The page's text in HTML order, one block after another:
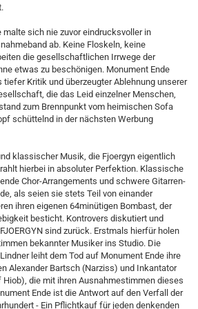
malte sich nie zuvor eindrucksvoller in
ab. Keine Floskeln, keine
die gesellschaftlichen Irrwege der
etwas zu beschönigen. Monument Ende
Kritik und überzeugter Ablehnung unserer
die das Leid einzelner Menschen,
zum Brennpunkt vom heimischen Sofa
schüttelnd in der nächsten Werbung
klassischer Musik, die Fjoergyn eigentlich
hierbei in absoluter Perfektion. Klassische
Chor-Arrangements und schwere Gitarren-
als seien sie stets Teil von einander
ihren eigenen 64minütigen Bombast, der
besticht. Kontrovers diskutiert und
sind zurück. Erstmals hierfür holen
bekannter Musiker ins Studio. Die
leiht dem Tod auf Monument Ende ihre
Alexander Bartsch (Narziss) und Inkantator
die mit ihren Ausnahmestimmen dieses
Ende ist die Antwort auf den Verfall der
- Ein Pflichtkauf für jeden denkenden